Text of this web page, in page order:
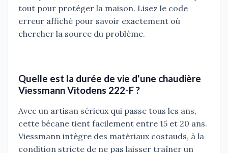
tout pour protéger la maison. Lisez le code
erreur affiché pour savoir exactement où
chercher la source du problème.
Quelle est la durée de vie d'une chaudière
Viessmann Vitodens 222-F ?
Avec un artisan sérieux qui passe tous les ans,
cette bécane tient facilement entre 15 et 20 ans.
Viessmann intègre des matériaux costauds, à la
condition stricte de ne pas laisser traîner un